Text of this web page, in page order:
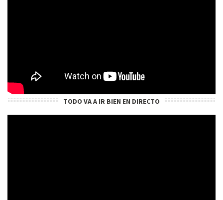
TODO VA A IR BIEN EN DIRECTO